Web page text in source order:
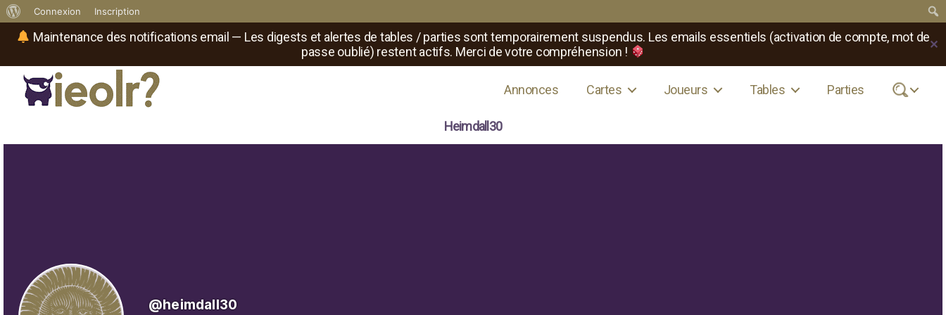
Maintenance des notifications email — Les digests et alertes de tables / parties sont temporairement suspendus. Les emails essentiels (activation de compte, mot de
passe oublié) restent actifs. Merci de votre compréhension !
✕
propos
WordPress
Connexion Inscription
où
Annonces Cartes Joueurs Tables Parties .
Heimdall30
@heimdall30